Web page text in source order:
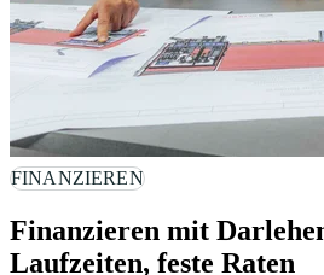
FINANZIEREN
Finanzieren mit
Laufzeiten, feste Raten